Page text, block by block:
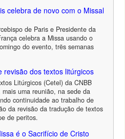
celebra de novo com o Missal
de Paris e Presidente da
celebra a Missa usando o
do evento, trës semanas
revisão dos textos litúrgicos
Litúrgicos (Cetel) da CNBB
uma reunião, na sede da
continuidade ao trabalho de
da revisão da tradução de textos
de peritos.
é o Sacrifício de Cristo